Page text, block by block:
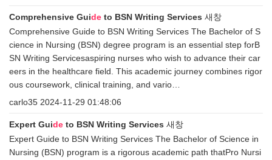
Comprehensive Guide to BSN Writing Services 새창
Comprehensive Guide to BSN Writing Services The Bachelor of S
cience in Nursing (BSN) degree program is an essential step forB
SN Writing Servicesaspiring nurses who wish to advance their car
eers in the healthcare field. This academic journey combines rigor
ous coursework, clinical training, and vario…
carlo35 2024-11-29 01:48:06
Expert Guide to BSN Writing Services 새창
Expert Guide to BSN Writing Services The Bachelor of Science in
Nursing (BSN) program is a rigorous academic path thatPro Nursi